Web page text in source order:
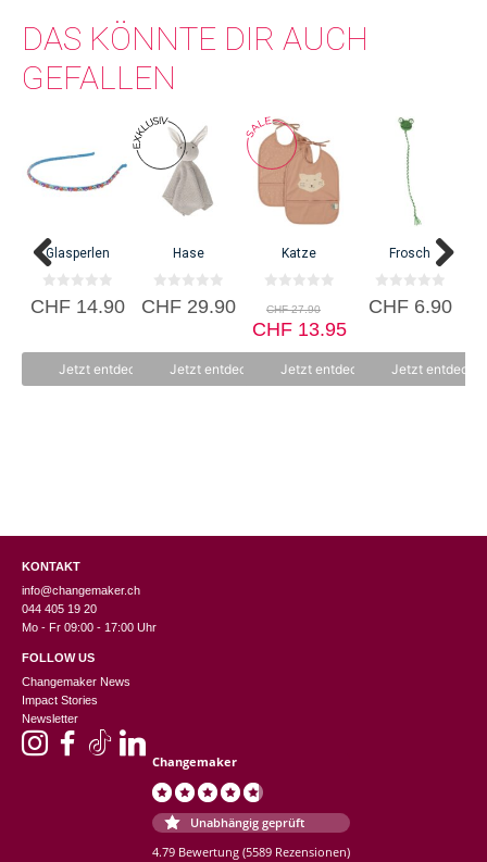
DAS KÖNNTE DIR AUCH
GEFALLEN
Glasperlen
0
v
5
CHF14.90
Jetzt entdecken
Hase
0
v
5
CHF29.90
Jetzt entdecken
Katze
v
o
n
5
CHF27.90
Ursprünglicher
Preis
CHF 27.90
CHF13.95Aktueller
Preis
ist:
CHF 13.95.
Jetzt entdecken
Frosch
0
v
5
CHF6.90
Jetzt
KONTAKT
info@changemaker.ch
044 405 19 20
Mo - Fr 09:00 - 17:00 Uhr
FOLLOW US
Changemaker News
Impact Stories
Newsletter
Changemaker
Unabhängig geprüft
4.79 Bewertung (5589 Rezensionen)